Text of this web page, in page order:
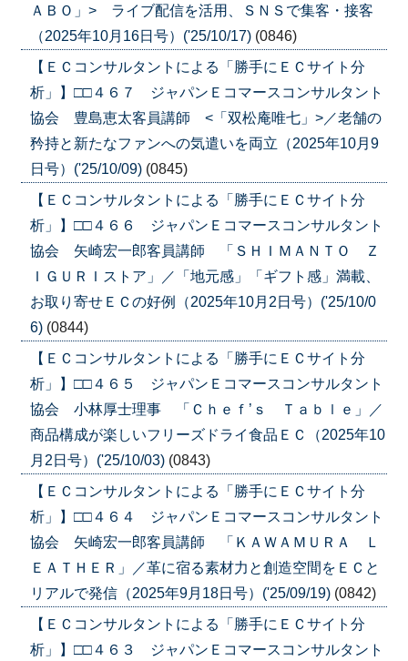
ＡＢＯ」> ライブ配信を活用、ＳＮＳで集客・接客
（2025年10月16日号）('25/10/17) (0846)
【ＥＣコンサルタントによる「勝手にＥＣサイト分
析」】□□４６７ ジャパンＥコマースコンサルタント
協会 豊島恵太客員講師 <「双松庵唯七」>／老舗の
矜持と新たなファンへの気遣いを両立（2025年10月9
日号）('25/10/09) (0845)
【ＥＣコンサルタントによる「勝手にＥＣサイト分
析」】□□４６６ ジャパンＥコマースコンサルタント
協会 矢崎宏一郎客員講師 「ＳＨＩＭＡＮＴＯ Ｚ
ＩＧＵＲＩストア」／「地元感」「ギフト感」満載、
お取り寄せＥＣの好例（2025年10月2日号）('25/10/0
6) (0844)
【ＥＣコンサルタントによる「勝手にＥＣサイト分
析」】□□４６５ ジャパンＥコマースコンサルタント
協会 小林厚士理事 「Ｃｈｅｆ’ｓ Ｔａｂｌｅ」／
商品構成が楽しいフリーズドライ食品ＥＣ（2025年10
月2日号）('25/10/03) (0843)
【ＥＣコンサルタントによる「勝手にＥＣサイト分
析」】□□４６４ ジャパンＥコマースコンサルタント
協会 矢崎宏一郎客員講師 「ＫＡＷＡＭＵＲＡ Ｌ
ＥＡＴＨＥＲ」／革に宿る素材力と創造空間をＥＣと
リアルで発信（2025年9月18日号）('25/09/19) (0842)
【ＥＣコンサルタントによる「勝手にＥＣサイト分
析」】□□４６３ ジャパンＥコマースコンサルタント